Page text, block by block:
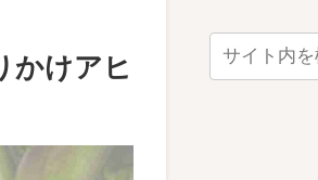
かけアヒ